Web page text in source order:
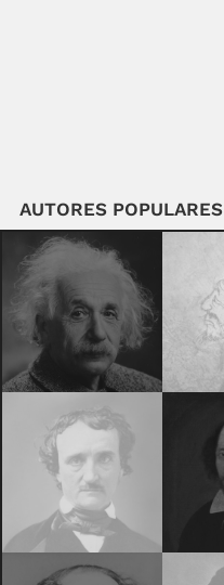
AUTORES POPULARES